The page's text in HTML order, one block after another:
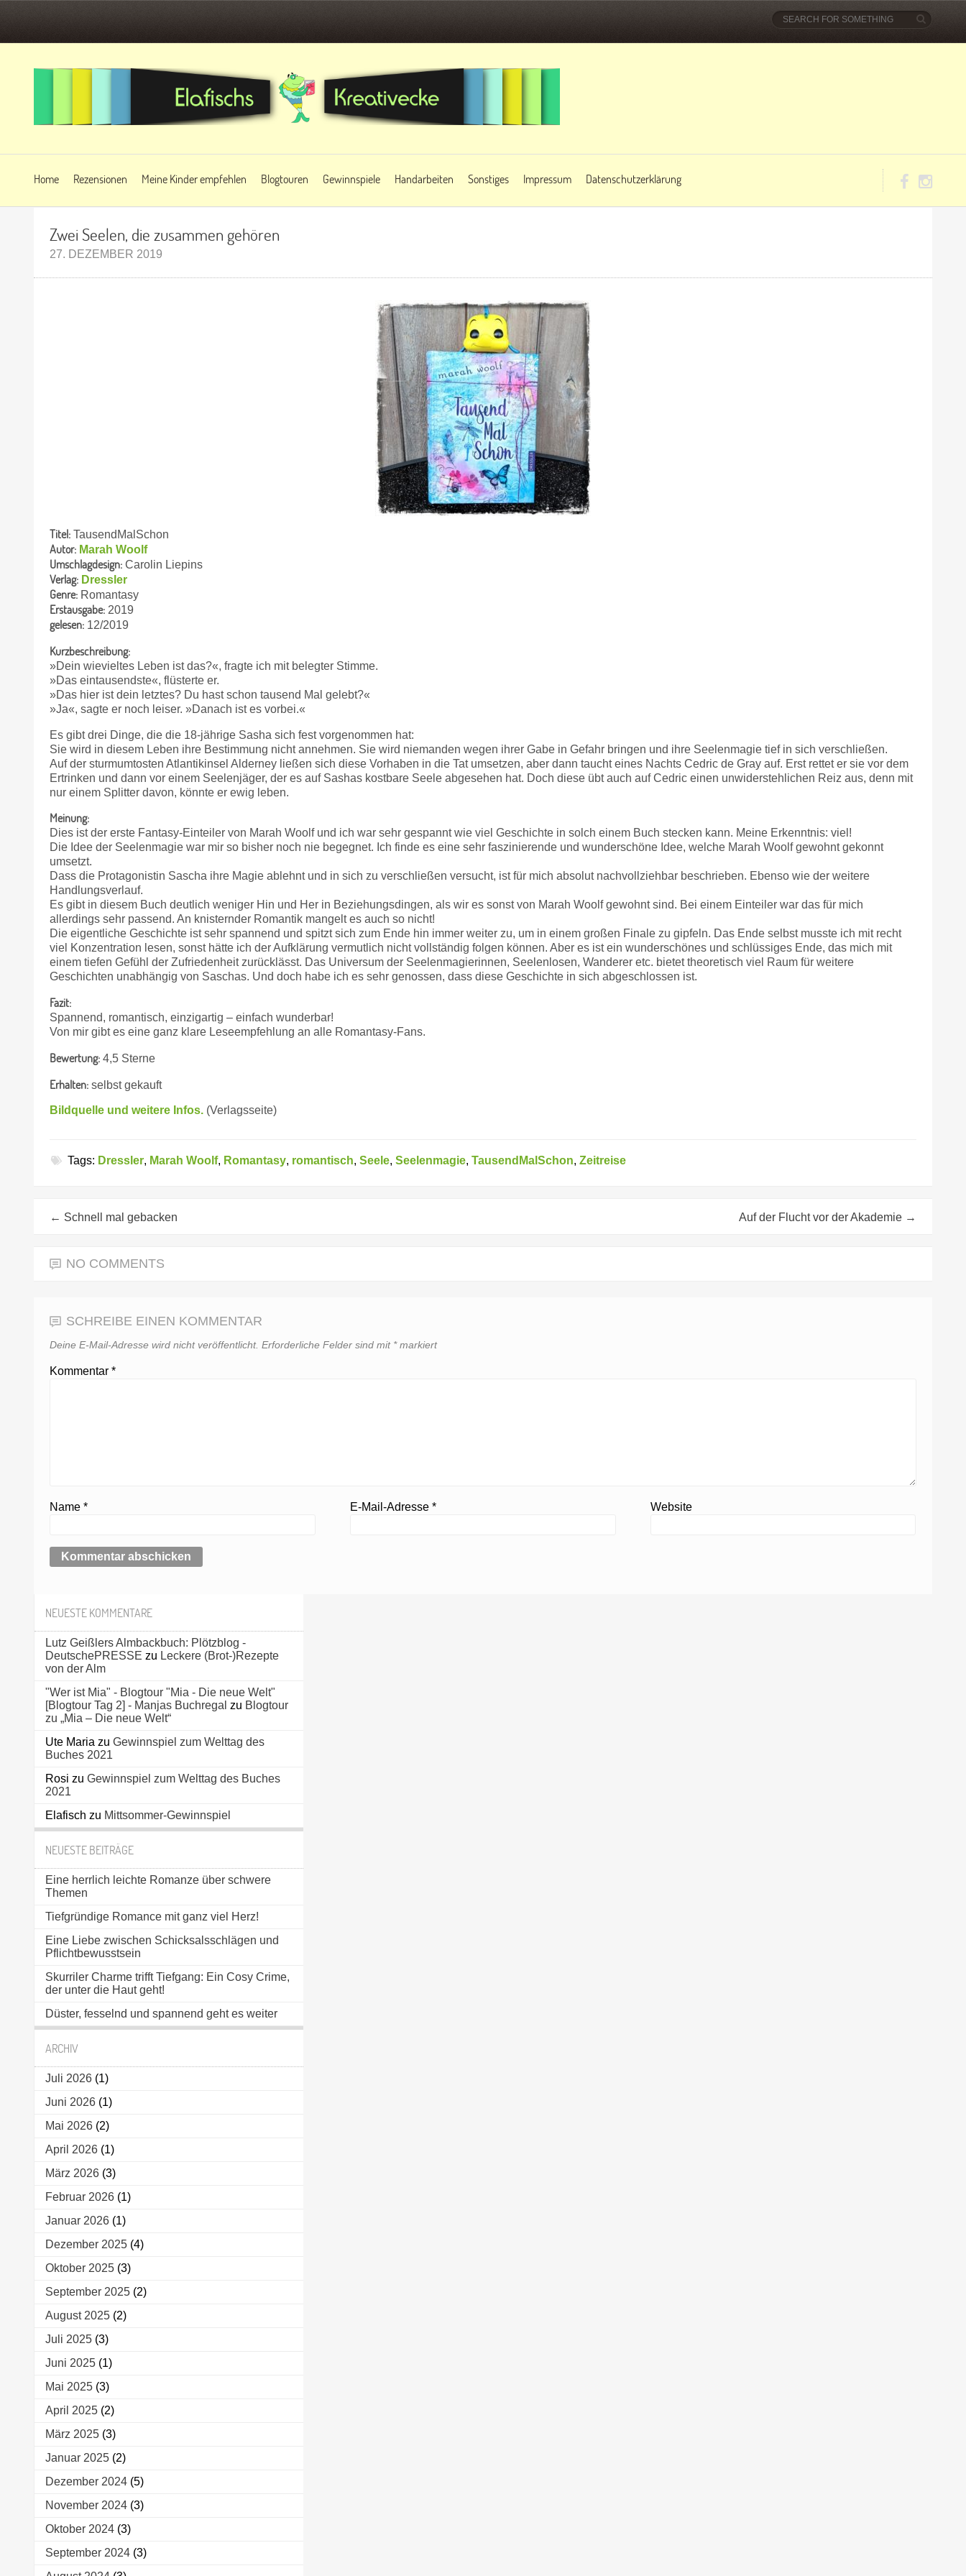
Home Rezensionen Meine Kinder empfehlen Blogtouren Gewinnspiele Handarbeiten Sonstiges Impressum Datenschutzerklärung
Zwei Seelen, die zusammen gehören
27. DEZEMBER 2019
Titel: TausendMalSchon
Autor: Marah Woolf
Umschlagdesign: Carolin Liepins
Verlag: Dressler
Genre: Romantasy
Erstausgabe: 2019
gelesen: 12/2019
Kurzbeschreibung:
»Dein wievieltes Leben ist das?«, fragte ich mit belegter Stimme.
»Das eintausendste«, flüsterte er.
»Das hier ist dein letztes? Du hast schon tausend Mal gelebt?«
»Ja«, sagte er noch leiser. »Danach ist es vorbei.«
Es gibt drei Dinge, die die 18-jährige Sasha sich fest vorgenommen hat:
Sie wird in diesem Leben ihre Bestimmung nicht annehmen. Sie wird niemanden wegen ihrer Gabe in Gefahr bringen und ihre Seelenmagie tief in sich verschließen.
Auf der sturmumtosten Atlantikinsel Alderney ließen sich diese Vorhaben in die Tat umsetzen, aber dann taucht eines Nachts Cedric de Gray auf. Erst rettet er sie vor dem
Ertrinken und dann vor einem Seelenjäger, der es auf Sashas kostbare Seele abgesehen hat. Doch diese übt auch auf Cedric einen unwiderstehlichen Reiz aus, denn mit
nur einem Splitter davon, könnte er ewig leben.
Meinung:
Dies ist der erste Fantasy-Einteiler von Marah Woolf und ich war sehr gespannt wie viel Geschichte in solch einem Buch stecken kann. Meine Erkenntnis: viel!
Die Idee der Seelenmagie war mir so bisher noch nie begegnet. Ich finde es eine sehr faszinierende und wunderschöne Idee, welche Marah Woolf gewohnt gekonnt
umsetzt.
Dass die Protagonistin Sascha ihre Magie ablehnt und in sich zu verschließen versucht, ist für mich absolut nachvollziehbar beschrieben. Ebenso wie der weitere
Handlungsverlauf.
Es gibt in diesem Buch deutlich weniger Hin und Her in Beziehungsdingen, als wir es sonst von Marah Woolf gewohnt sind. Bei einem Einteiler war das für mich
allerdings sehr passend. An knisternder Romantik mangelt es auch so nicht!
Die eigentliche Geschichte ist sehr spannend und spitzt sich zum Ende hin immer weiter zu, um in einem großen Finale zu gipfeln. Das Ende selbst musste ich mit recht
viel Konzentration lesen, sonst hätte ich der Aufklärung vermutlich nicht vollständig folgen können. Aber es ist ein wunderschönes und schlüssiges Ende, das mich mit
einem tiefen Gefühl der Zufriedenheit zurücklässt. Das Universum der Seelenmagierinnen, Seelenlosen, Wanderer etc. bietet theoretisch viel Raum für weitere
Geschichten unabhängig von Saschas. Und doch habe ich es sehr genossen, dass diese Geschichte in sich abgeschlossen ist.
Fazit:
Spannend, romantisch, einzigartig – einfach wunderbar!
Von mir gibt es eine ganz klare Leseempfehlung an alle Romantasy-Fans.
Bewertung: 4,5 Sterne
Erhalten: selbst gekauft
Bildquelle und weitere Infos. (Verlagsseite)
Tags: Dressler, Marah Woolf, Romantasy, romantisch,Seele,Seelenmagie,TausendMalSchon,Zeitreise
← Schnell mal gebacken Auf der Flucht vor der Akademie →
NO COMMENTS
SCHREIBE EINEN KOMMENTAR
Deine E-Mail-Adresse wird nicht veröffentlicht. Erforderliche Felder sind mit *markiert
Kommentar*
Name* E-Mail-Adresse* Website
NEUESTE KOMMENTARE
Lutz Geißlers Almbackbuch: Plötzblog -
DeutschePRESSE zu Leckere (Brot-)Rezepte
von der Alm
"Wer ist Mia" - Blogtour "Mia - Die neue Welt"
[Blogtour Tag 2] - Manjas Buchregal zu Blogtour
zu „Mia – Die neue Welt“
Ute Maria zu Gewinnspiel zum Welttag des
Buches 2021
Rosi zu Gewinnspiel zum Welttag des Buches
2021
Elafisch zu Mittsommer-Gewinnspiel
NEUESTE BEITRÄGE
Eine herrlich leichte Romanze über schwere
Themen
Tiefgründige Romance mit ganz viel Herz!
Eine Liebe zwischen Schicksalsschlägen und
Pflichtbewusstsein
Skurriler Charme trifft Tiefgang: Ein Cosy Crime,
der unter die Haut geht!
Düster, fesselnd und spannend geht es weiter
ARCHIV
Juli 2026 (1)
Juni 2026 (1)
Mai 2026 (2)
April 2026 (1)
März 2026 (3)
Februar 2026 (1)
Januar 2026 (1)
Dezember 2025 (4)
Oktober 2025 (3)
September 2025 (2)
August 2025 (2)
Juli 2025 (3)
Juni 2025 (1)
Mai 2025 (3)
April 2025 (2)
März 2025 (3)
Januar 2025 (2)
Dezember 2024 (5)
November 2024 (3)
Oktober 2024 (3)
September 2024 (3)